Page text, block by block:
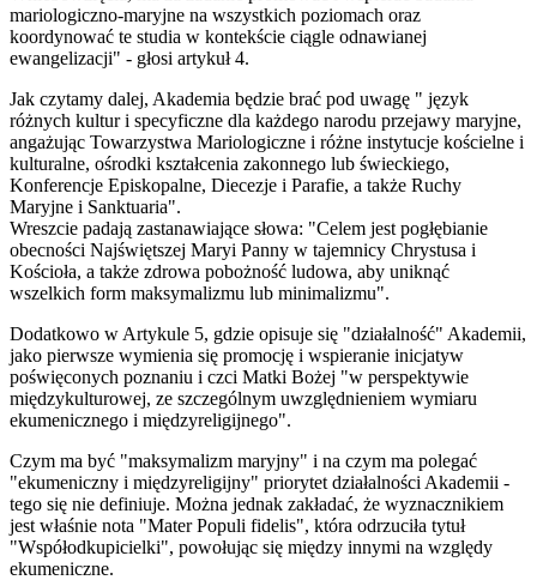
mariologiczno-maryjne na wszystkich poziomach oraz
koordynować te studia w kontekście ciągle odnawianej
ewangelizacji" - głosi artykuł 4.
Jak czytamy dalej, Akademia będzie brać pod uwagę " język
różnych kultur i specyficzne dla każdego narodu przejawy maryjne,
angażując Towarzystwa Mariologiczne i różne instytucje kościelne i
kulturalne, ośrodki kształcenia zakonnego lub świeckiego,
Konferencje Episkopalne, Diecezje i Parafie, a także Ruchy
Maryjne i Sanktuaria".
Wreszcie padają zastanawiające słowa: "Celem jest pogłębianie
obecności Najświętszej Maryi Panny w tajemnicy Chrystusa i
Kościoła, a także zdrowa pobożność ludowa, aby uniknąć
wszelkich form maksymalizmu lub minimalizmu".
Dodatkowo w Artykule 5, gdzie opisuje się "działalność" Akademii,
jako pierwsze wymienia się promocję i wspieranie inicjatyw
poświęconych poznaniu i czci Matki Bożej "w perspektywie
międzykulturowej, ze szczególnym uwzględnieniem wymiaru
ekumenicznego i międzyreligijnego".
Czym ma być "maksymalizm maryjny" i na czym ma polegać
"ekumeniczny i międzyreligijny" priorytet działalności Akademii -
tego się nie definiuje. Można jednak zakładać, że wyznacznikiem
jest właśnie nota "Mater Populi fidelis", która odrzuciła tytuł
"Współodkupicielki", powołując się między innymi na względy
ekumeniczne.